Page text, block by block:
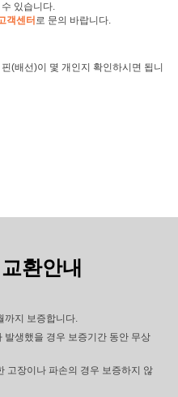
있습니다.
객센터 로 문의 바랍니다.
(배선)이 몇 개인지 확인하시면 됩니
환안내
까지 보증합니다.
생했을 경우 보증기간 동안 무상
고장이나 파손의 경우 보증하지 않